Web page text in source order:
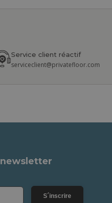
Service client réactif
serviceclient@privatefloor.com
S´inscrire